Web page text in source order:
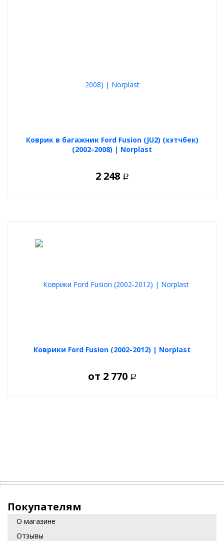
Коврик в багажник Ford Fusion (JU2) (хэтчбек)
(2002-2008) | Norplast
2 248 Р
Коврики Ford Fusion (2002-2012) | Norplast
от 2 770 Р
Покупателям
О магазине
Отзывы